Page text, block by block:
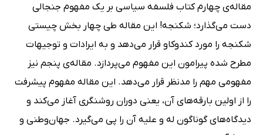
مقاله‌ی چهارم کتاب فلسفه سیاسی بر یک مفهوم جنجالی
دست می‌گذارد؛ شکنجه! این مقاله طی چهار بخش چیستی
شکنجه را مورد کندوکاو قرار می‌دهد و به ایرادات و توجیهات
مطرح شده پیرامون این مفهوم می‌پردازد. مقاله‌ی پنجم نیز
مفهومی مهم را مدنظر قرار می‌دهد. این مقاله مفهوم پیشرفت
را از اولین بارقه‌های آن، یعنی دوران روشنگری آغاز می‌کند و
دیدگاه‌های گوناگون له و علیه آن را پی می‌گیرد. جهان‌وطنی و